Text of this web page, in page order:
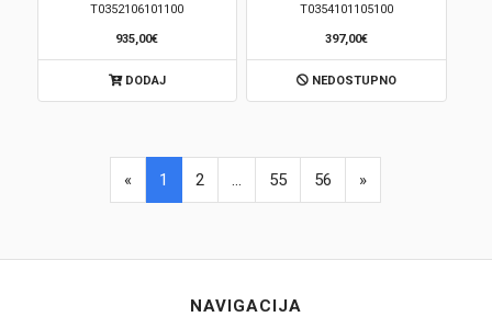
T0352106101100
935,00€
DODAJ
T0354101105100
397,00€
NEDOSTUPNO
« 1 2 ... 55 56 »
NAVIGACIJA